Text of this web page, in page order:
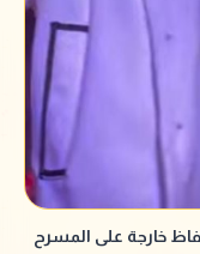
خارجة على المسرح